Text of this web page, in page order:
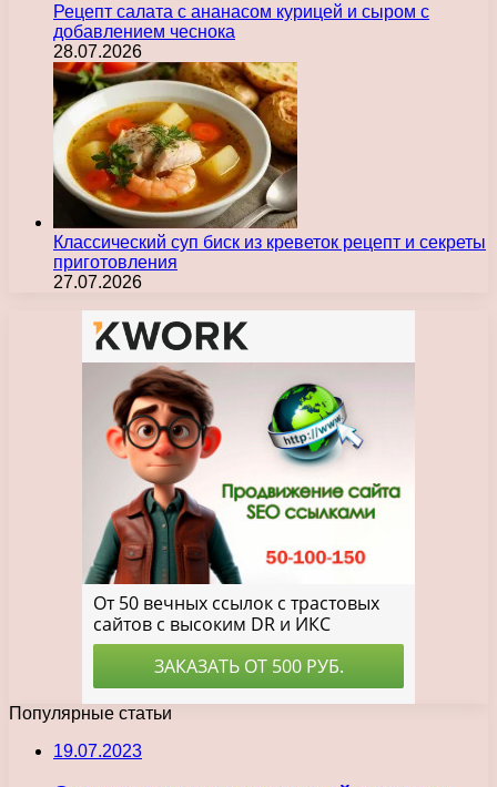
Рецепт салата с ананасом курицей и сыром с
добавлением чеснока
28.07.2026
Классический суп биск из креветок рецепт и секреты
приготовления
27.07.2026
Популярные статьи
19.07.2023